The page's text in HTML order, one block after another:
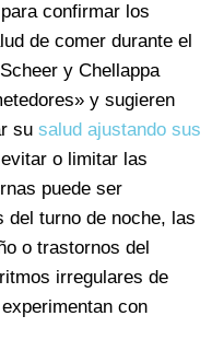
confirmar los
de comer durante el
y Chellappa
y sugieren
su salud ajustando sus
o limitar las
puede ser
del turno de noche, las
o trastornos del
irregulares de
con